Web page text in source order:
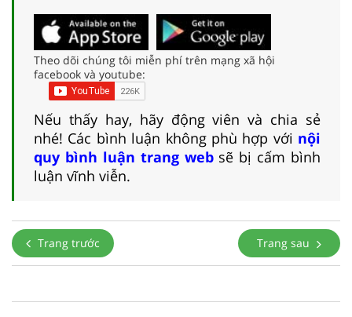
Theo dõi chúng tôi miễn phí trên mạng xã hội
facebook và youtube:
Nếu thấy hay, hãy động viên và chia sẻ
nhé! Các bình luận không phù hợp với nội
quy bình luận trang websẽ bị cấm bình
luận vĩnh viễn.
Trang trước Trang sau